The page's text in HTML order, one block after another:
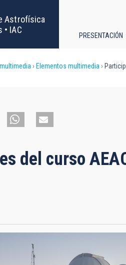
Astrofísica
• IAC
principal
PRESENTACIÓN
Elementos multimedia
del curso